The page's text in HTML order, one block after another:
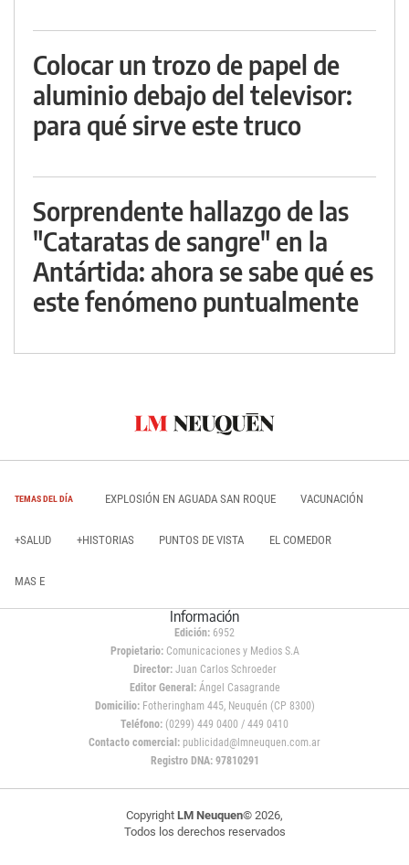
Colocar un trozo de papel de
aluminio debajo del televisor:
para qué sirve este truco
Sorprendente hallazgo de las
"Cataratas de sangre" en la
Antártida: ahora se sabe qué es
este fenómeno puntualmente
TEMAS DEL DÍA EXPLOSIÓN EN AGUADA SAN ROQUE VACUNACIÓN
+SALUD +HISTORIAS PUNTOS DE VISTA EL COMEDOR
MAS E
Información
Edición: 6952
Propietario:Comunicaciones y Medios S.A
Director: Juan Carlos Schroeder
Editor General:Ángel Casagrande
Domicilio:Fotheringham 445, Neuquén (CP 8300)
Teléfono: (0299) 449 0400 / 449 0410
Contacto comercial: publicidad@lmneuquen.com.ar
Registro DNA: 97810291
Copyright LM Neuquen© 2026,
Todos los derechos reservados